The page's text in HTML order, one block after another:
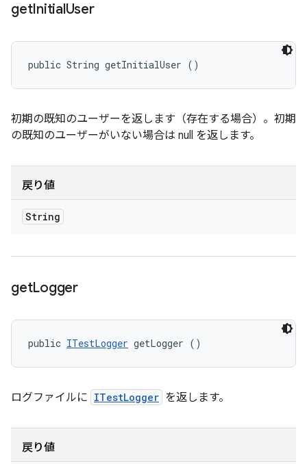
getInitialUser
public String getInitialUser ()
初期の既知のユーザーを返します（存在する場合）。初期
の既知のユーザーがいない場合は null を返します。
戻り値
String
getLogger
public ITestLogger getLogger ()
ログファイルに ITestLogger を返します。
戻り値